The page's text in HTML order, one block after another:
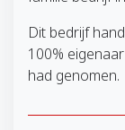
Dit bedrijf
100%
had genomen.